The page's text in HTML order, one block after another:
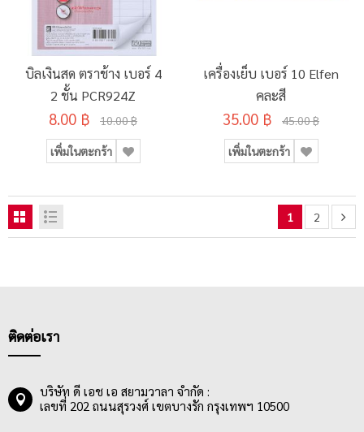
บิลเงินสด ตราช้าง เบอร์ 4
2 ชั้น PCR924Z
8.00 ฿ 10.00 ฿
เพิ่มในตะกร้า
เครื่องเย็บ เบอร์ 10 Elfen
คละสี
35.00 ฿ 45.00 ฿
เพิ่มในตะกร้า
1 2
ติดต่อเรา
บริษัท ดี เอช เอ สยามวาลา จำกัด :
เลขที่ 202 ถนนสุรวงศ์ เขตบางรัก กรุงเทพฯ 10500